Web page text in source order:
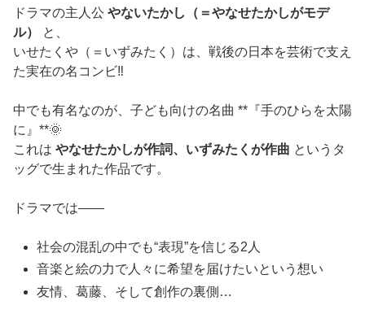
ドラマの主人公 やないたかし（＝やなせたかしがモデ
ル）
と、
いせたくや（＝いずみたく）は、戦後の日本を芸術で支え
た実在の名コンビ‼️
中でも有名なのが、子ども向けの名曲 **『手のひらを太陽
に』**🌞
これは やなせたかしが作詞、いずみたくが作曲 というタ
ッグで生まれた作品です。
ドラマでは――
社会の混乱の中でも“表現”を信じる2人
音楽と絵の力で人々に希望を届けたいという想い
友情、葛藤、そして創作の裏側…